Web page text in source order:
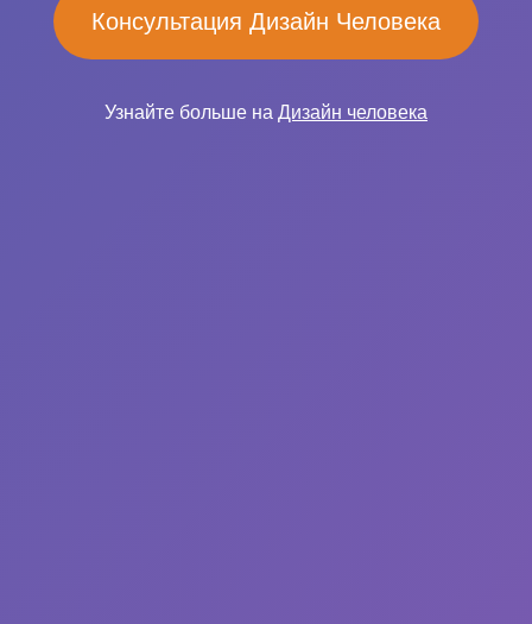
Консультация Дизайн Человека
Узнайте больше на Дизайн человека